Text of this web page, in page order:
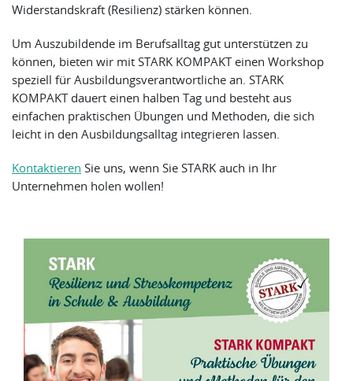
Widerstandskraft (Resilienz) stärken können.
Um Auszubildende im Berufsalltag gut unterstützen zu
können, bieten wir mit STARK KOMPAKT einen Workshop
speziell für Ausbildungsverantwortliche an. STARK
KOMPAKT dauert einen halben Tag und besteht aus
einfachen praktischen Übungen und Methoden, die sich
leicht in den Ausbildungsalltag integrieren lassen.
Kontaktieren Sie uns, wenn Sie STARK auch in Ihr
Unternehmen holen wollen!